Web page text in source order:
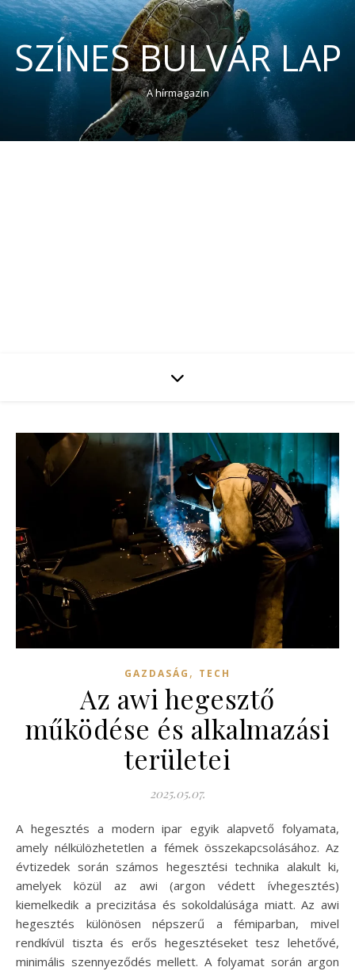
SZÍNES BULVÁR LAP
A hírmagazin
GAZDASÁG , TECH
Az awi hegesztő
működése és alkalmazási
területei
2025.05.07.
A hegesztés a modern ipar egyik alapvető folyamata,
amely nélkülözhetetlen a fémek összekapcsolásához. Az
évtizedek során számos hegesztési technika alakult ki,
amelyek közül az awi (argon védett ívhegesztés)
kiemelkedik a precizitása és sokoldalúsága miatt. Az awi
hegesztés különösen népszerű a fémiparban, mivel
rendkívül tiszta és erős hegesztéseket tesz lehetővé,
minimális szennyeződés mellett. A folyamat során argon